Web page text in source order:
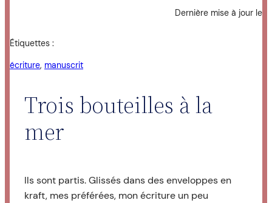
Dernière mise à jour le
Étiquettes :
écriture, manuscrit
Trois bouteilles à la
mer
Ils sont partis. Glissés dans des enveloppes en
kraft, mes préférées, mon écriture un peu